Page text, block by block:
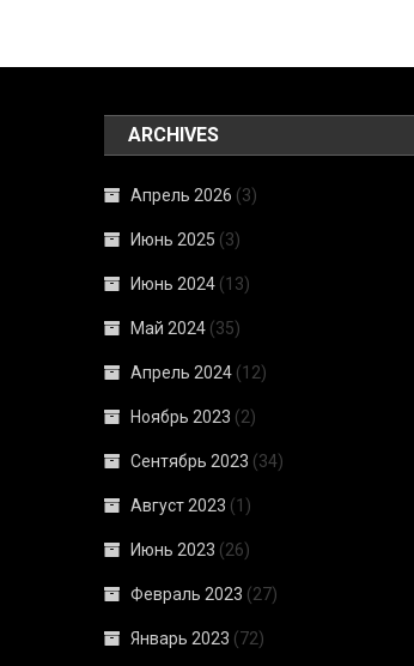
ARCHIVES
Апрель 2026 (3)
Июнь 2025 (3)
Июнь 2024 (13)
Май 2024 (35)
Апрель 2024 (12)
Ноябрь 2023 (2)
Сентябрь 2023 (34)
Август 2023 (1)
Июнь 2023 (26)
Февраль 2023 (27)
Январь 2023 (72)